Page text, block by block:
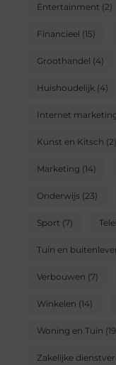
Entertainment (2)
Financieel (15)
Groothandel (4)
Huishoudelijk (4)
Internet
Kunst en Kitsch (2)
Marketing (14)
Onderwijs(23)
Sport (7)
Tuin en
Verbouwen (7)
Winkelen (14)
Woning en Tuin
Zakelijke